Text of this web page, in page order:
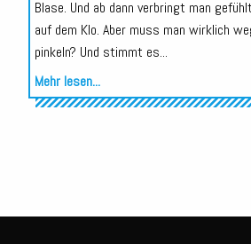
Blase. Und ab dann verbringt man
auf dem Klo. Aber muss man wirklich
pinkeln? Und stimmt es...
Mehr lesen...